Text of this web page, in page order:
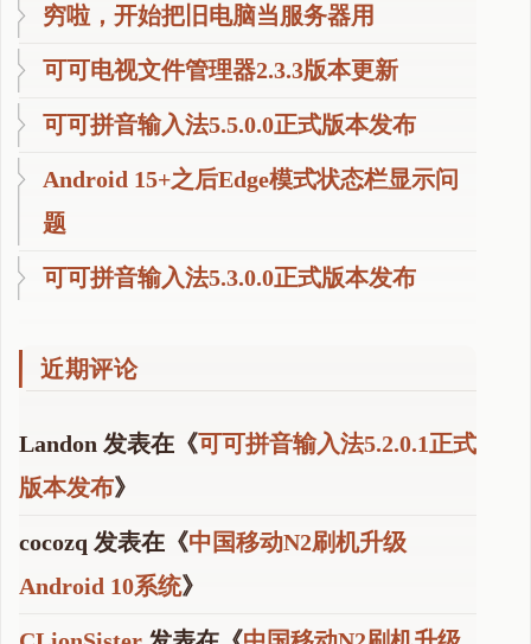
穷啦，开始把旧电脑当服务器用
可可电视文件管理器2.3.3版本更新
可可拼音输入法5.5.0.0正式版本发布
Android 15+之后Edge模式状态栏显示问
题
可可拼音输入法5.3.0.0正式版本发布
近期评论
Landon 发表在《可可拼音输入法5.2.0.1正式
版本发布》
cocozq 发表在《中国移动N2刷机升级
Android 10系统》